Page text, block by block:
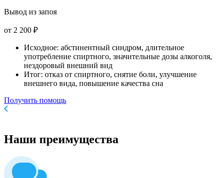
Вывод из запоя
от 2 200 ₽
Исходное: абстинентный синдром, длительное
употребление спиртного, значительные дозы алкоголя,
нездоровый внешний вид
Итог: отказ от спиртного, снятие боли, улучшение
внешнего вида, повышение качества сна
Получить помощь
Наши преимущества